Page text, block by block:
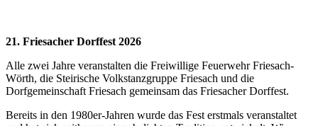
21. Friesacher Dorffest 2026
Alle zwei Jahre veranstalten die Freiwillige Feuerwehr Friesach-
Wörth, die Steirische Volkstanzgruppe Friesach und die
Dorfgemeinschaft Friesach gemeinsam das Friesacher Dorffest.
Bereits in den 1980er-Jahren wurde das Fest erstmals veranstaltet